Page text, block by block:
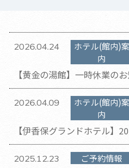
2026.04.24
ホテル(館内)案
内
【黄金の湯館】一時休業の
2026.04.09
ホテル(館内)案
内
【伊香保グランドホテル】
(月)～開始 「伊香保温泉と
にもお入りいただけます。
2025.12.23 ご予約情報